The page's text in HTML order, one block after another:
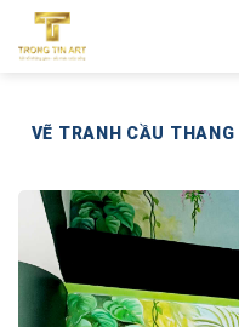
qua
VẼ TRANH CẦU